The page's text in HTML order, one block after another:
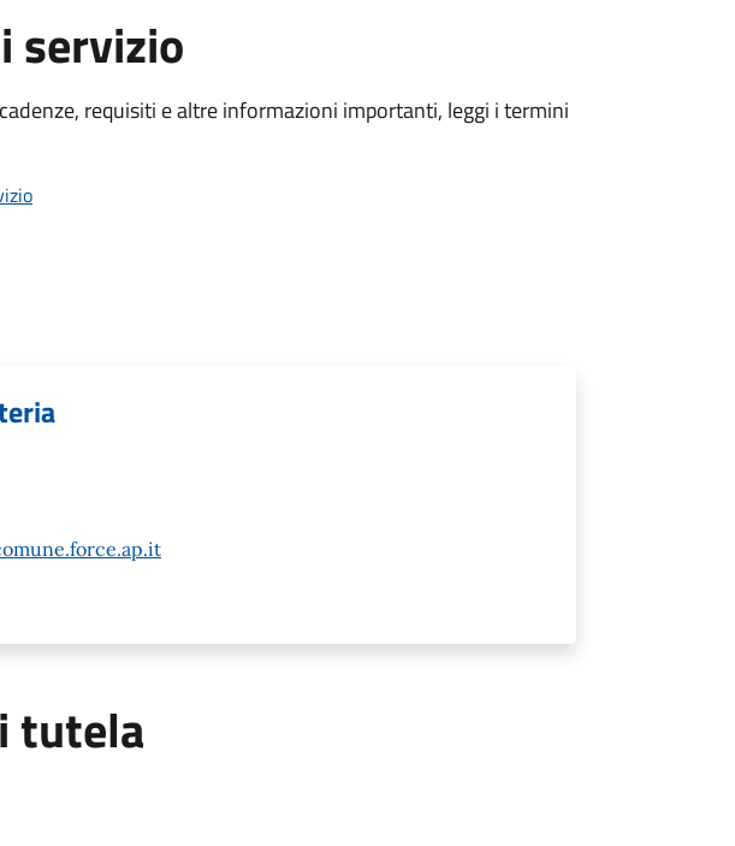
servizio
requisiti e altre informazioni importanti, leggi i termini
tutela